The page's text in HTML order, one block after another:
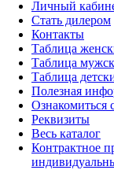
Личный
Стать дилером
Контакты
Таблица
Таблица
Таблица
Полезная
Ознакомиться
Реквизиты
Весь каталог
Контрактное